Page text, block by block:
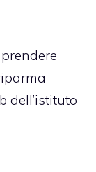
dell’istituto